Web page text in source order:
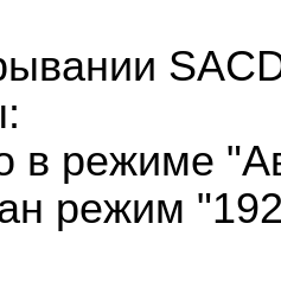
в режиме
режим